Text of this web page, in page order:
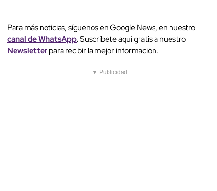
Para más noticias, síguenos en Google News, en nuestro
canal de WhatsApp.Suscríbete aquí gratis a nuestro
Newsletterpara recibir la mejor información.
▼ Publicidad